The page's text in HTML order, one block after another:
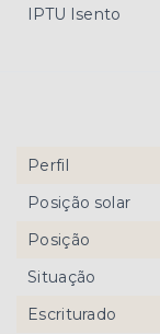
IPTU Isento
Perfil
Posição solar
Posição
Situação
Escriturado